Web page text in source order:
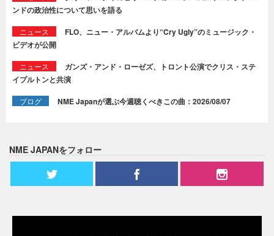
ンドの政治性について思いを語る
ニュース
FLO、ニュー・アルバムより“Cry Ugly”のミュージック・
ビデオが公開
ニュース
ガンズ・アンド・ローゼズ、トロント公演でクリス・ステ
イプルトンと共演
ブログ NME Japanが選ぶ今週聴くべきこの曲：2026/08/07
NME JAPANをフォロー